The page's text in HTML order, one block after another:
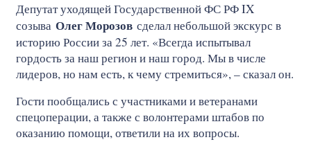
Депутат уходящей Государственной ФС РФ IX
созыва Олег Морозов сделал небольшой экскурс в
историю России за 25 лет. «Всегда испытывал
гордость за наш регион и наш город. Мы в числе
лидеров, но нам есть, к чему стремиться», – сказал он.
Гости пообщались с участниками и ветеранами
спецоперации, а также с волонтерами штабов по
оказанию помощи, ответили на их вопросы.